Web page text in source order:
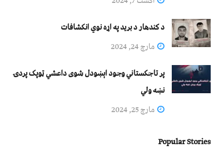
د کندهار د برید په اړه نوي انکشافات
مارچ 24, 2024
پر تاجکستاني وجود اېښودل شوی داعشي ټوپک پردۍ
نښه ولي
مارچ 25, 2024
Popular Stories